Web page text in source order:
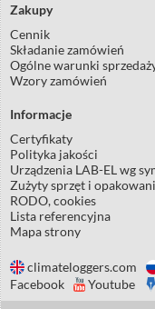
Zakupy
Cennik
Składanie zamówień
Ogólne warunki
Wzory zamówień
Informacje
Certyfikaty
Polityka jakości
Urządzenia LAB-EL wg
Zużyty sprzęt i
RODO, cookies
Lista referencyjna
Mapa strony
climateloggers.com
Facebook
Youtube